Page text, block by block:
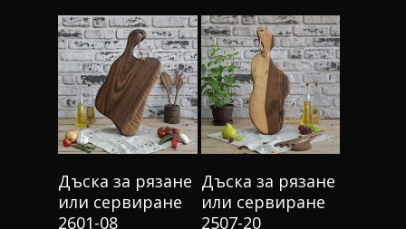
Дъска за рязане
или сервиране
2601-08
Дъска за рязане
или сервиране
2507-20